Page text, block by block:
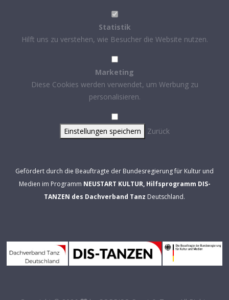
Statistik
Hilft uns zu verstehen, wie Besucher die Website nutzen.
Marketing
Diese Cookies werden verwendet, um Werbung zu
personalisieren.
Einstellungen speichern Zurück
Gefördert durch die Beauftragte der Bundesregierung für Kultur und
Medien im Programm NEUSTART KULTUR, Hilfsprogramm DIS-
TANZEN des Dachverband Tanz Deutschland.